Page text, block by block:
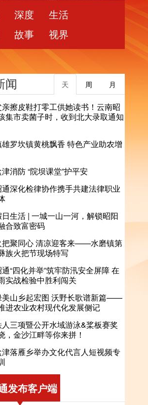
深度
生活
故事 视界
闻 月
周
天
擦皮鞋打零工供她读书！云南昭
集市卖菌子时，收到北大录取通知
罗坎镇黄桃飘香 特色产业助农增
消防 “院坝课堂”护平安
通深化检律协作携手共建法律职业
生活 | 一城一山一河，解锁昭阳
合致富密码
把聚同心 清凉迎客来——水磨镇第
族火把节现场特写
通“四化并举”筑牢防汛安全屏障 在
实战检验中胜利闯关
美山乡起宏图 沃野长歌谱新篇——
进农业农村现代化发展侧记
三项暨公开水域游泳&桨板赛奖
，金沙江畔等你来拼！
津落雁乡举办文化代言人短视频专
发布客户端